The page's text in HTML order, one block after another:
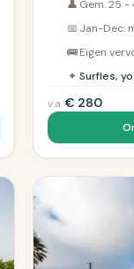
👤 Gem. 25 -
📅 Jan-Dec:
🚌 Eigen
✦ Surfles,
v.a. € 280